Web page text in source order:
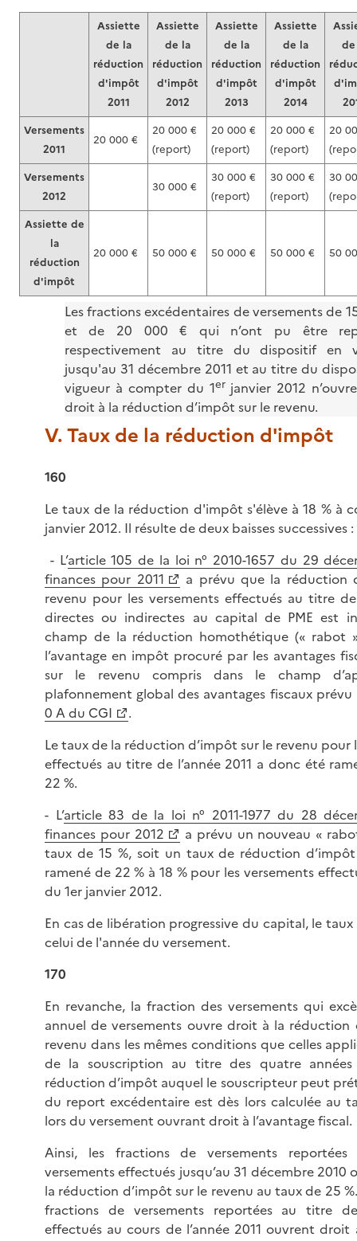
Assiette
de la
réduction
d'impôt
2011
Assiette
de la
réduction
d'impôt
2012
Assiette
de la
réduction
d'impôt
2013
Assiette
de la
réduction
d'impôt
2014
Versements
2011
20 000 €
20 000 €
(report)
20 000 €
(report)
20 000 €
(report)
20
Versements
2012
30 000 €
30 000 €
(report)
30 000 €
(report)
30
Assiette de
la
réduction
d'impôt
20 000 € 50 000 € 50 000 € 50 000 € 50
Les fractions excédentaires de versements de
et de 20 000 € qui n’ont pu être
respectivement au titre du dispositif en
jusqu'au 31 décembre 2011 et au titre du
vigueur à compter du 1erjanvier 2012
droit à la réduction d’impôt sur le revenu.
V. Taux de la réduction d'impôt
160
Le taux de la réduction d'impôt s'élève à 18 % à
janvier 2012. Il résulte de deux baisses successives :
- L’article 105 de la loi n° 2010-1657 du 29
finances pour 2011
a prévu que la réduction
revenu pour les versements effectués au titre
directes ou indirectes au capital de PME est
champ de la réduction homothétique (« rabot
l’avantage en impôt procuré par les avantages
sur le revenu compris dans le champ
plafonnement global des avantages fiscaux prévu
0 A du CGI
.
Le taux de la réduction d’impôt sur le revenu pour
effectués au titre de l’année 2011 a donc été
22 %.
- L’article 83 de la loi n° 2011-1977 du 28
finances pour 2012
a prévu un nouveau «
taux de 15 %, soit un taux de réduction
ramené de 22 % à 18 % pour les versements
du 1er janvier 2012.
En cas de libération progressive du capital, le
celui de l'année du versement.
170
En revanche, la fraction des versements qui
annuel de versements ouvre droit à la réduction
revenu dans les mêmes conditions que celles
de la souscription au titre des quatre années
réduction d’impôt auquel le souscripteur peut
du report excédentaire est dès lors calculée au
lors du versement ouvrant droit à l’avantage fiscal.
Ainsi, les fractions de versements
versements effectués jusqu’au 31 décembre
la réduction d’impôt sur le revenu au taux de 25
fractions de versements reportées au titre
effectués au cours de l’année 2011 ouvrent